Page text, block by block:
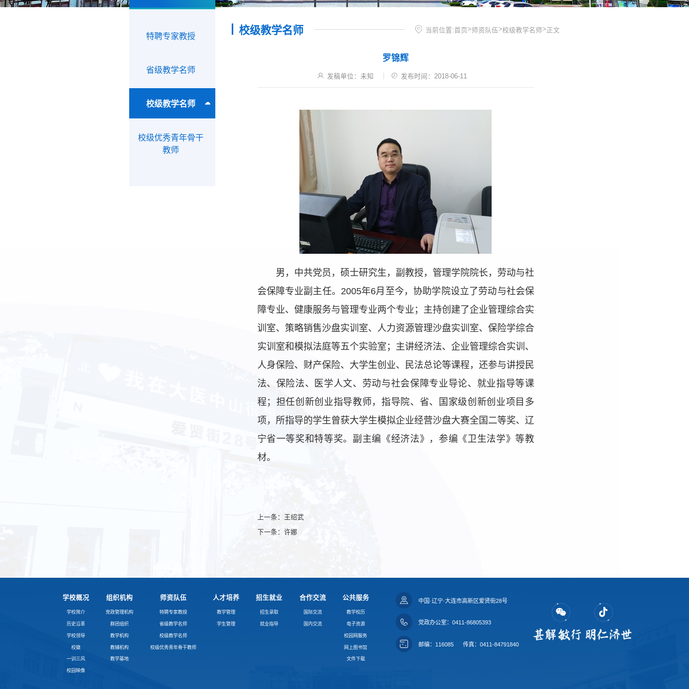
特聘专家教授
省级教学名师
校级教学名师
校级优秀青年骨干
教师
校级教学名师 当前位置:首页>师资队伍>校级教学名师>正文
罗锦辉
发稿单位：未知 发布时间：2018-06-11
男，中共党员，硕士研究生，副教授，管理学院院长，劳动与社
会保障专业副主任。2005年6月至今，协助学院设立了劳动与社会保
障专业、健康服务与管理专业两个专业；主持创建了企业管理综合实
训室、策略销售沙盘实训室、人力资源管理沙盘实训室、保险学综合
实训室和模拟法庭等五个实验室；主讲经济法、企业管理综合实训、
人身保险、财产保险、大学生创业、民法总论等课程，还参与讲授民
法、保险法、医学人文、劳动与社会保障专业导论、就业指导等课
程；担任创新创业指导教师，指导院、省、国家级创新创业项目多
项，所指导的学生曾获大学生模拟企业经营沙盘大赛全国二等奖、辽
宁省一等奖和特等奖。副主编《经济法》，参编《卫生法学》等教
材。
上一条： 王绍武
下一条： 许娜
学校概况
学校简介
历史沿革
学校领导
校徽
一训三风
校园映像
组织机构
党政管理机构
群团组织
教学机构
教辅机构
教学基地
师资队伍
特聘专家教授
省级教学名师
校级教学名师
校级优秀青年骨干教师
人才培养
教学管理
学生管理
招生就业
招生录取
就业指导
合作交流
国际交流
国内交流
公共服务
教学校历
电子资源
校园网服务
网上图书馆
文件下载
中国·辽宁·大连市高新区爱贤街28号
党政办公室：0411-86805393
邮编：116085 传真：0411-84791840